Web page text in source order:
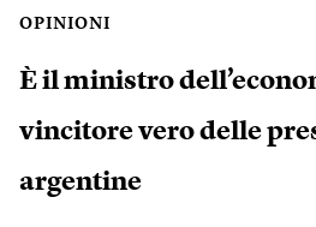
OPINIONI
È il ministro
vincitore vero delle
argentine